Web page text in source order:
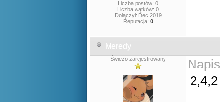
Liczba postów: 0
Liczba wątków: 0
Dołączył: Dec 2019
Reputacja: 0
Meredy
Świeżo zarejestrowany
2,4,2